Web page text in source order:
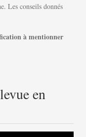
Les conseils donnés
à mentionner
en